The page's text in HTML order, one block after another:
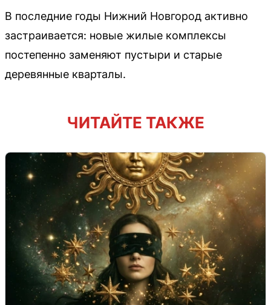
В последние годы Нижний Новгород активно
застраивается: новые жилые комплексы
постепенно заменяют пустыри и старые
деревянные кварталы.
ЧИТАЙТЕ ТАКЖЕ